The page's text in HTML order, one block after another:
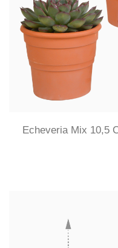
Echeveria Mix 10,5